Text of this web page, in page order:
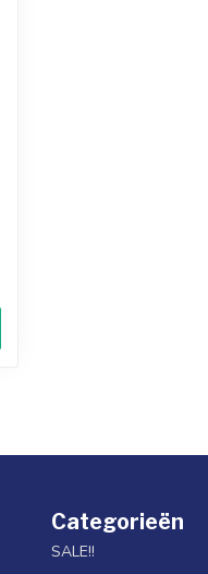
Categorieën
SALE!!